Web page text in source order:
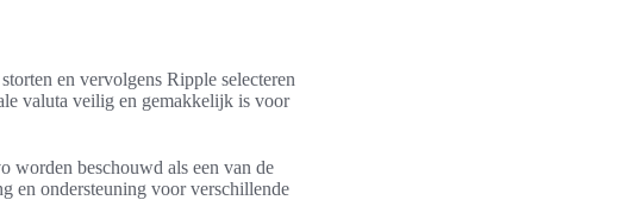
en vervolgens Ripple selecteren
valuta veilig en gemakkelijk is voor
worden beschouwd als een van de
en ondersteuning voor verschillende